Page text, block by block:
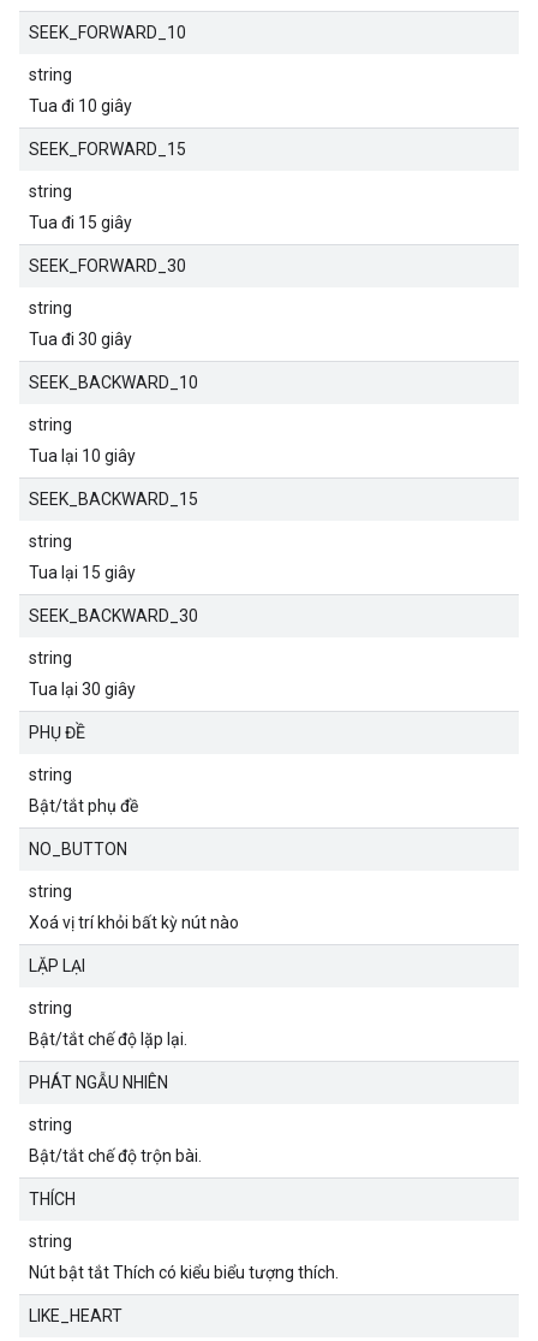
SEEK_FORWARD_10
string
Tua đi 10 giây
SEEK_FORWARD_15
string
Tua đi 15 giây
SEEK_FORWARD_30
string
Tua đi 30 giây
SEEK_BACKWARD_10
string
Tua lại 10 giây
SEEK_BACKWARD_15
string
Tua lại 15 giây
SEEK_BACKWARD_30
string
Tua lại 30 giây
PHỤ ĐỀ
string
Bật/tắt phụ đề
NO_BUTTON
string
Xoá vị trí khỏi bất kỳ nút nào
LẶP LẠI
string
Bật/tắt chế độ lặp lại.
PHÁT NGẪU NHIÊN
string
Bật/tắt chế độ trộn bài.
THÍCH
string
Nút bật tắt Thích có kiểu biểu tượng thích.
LIKE_HEART